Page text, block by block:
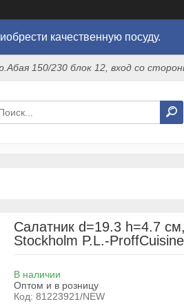
качественную посуду.
150/230 блок 12, вход со
Салатник d=19.3 h=4.7
Stockholm P.L.-ProffCuisine
В наличии
Оптом и в розницу
Код: 81223921/NEW